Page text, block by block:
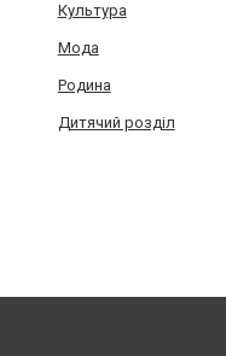
Культура
Мода
Родина
Дитячий розділ